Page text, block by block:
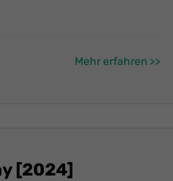
Mehr erfahren
[2024]